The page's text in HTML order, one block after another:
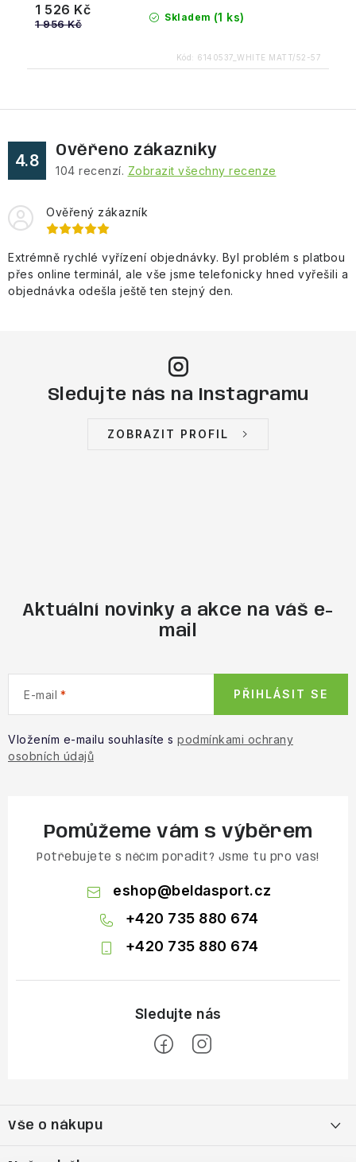
Skladem (1 ks)
1 526 Kč
1 956 Kč
Kód: 6140537_WHITE MATT/52-57
4.8
Ověřeno zákazníky
104 recenzí. Zobrazit všechny recenze
Ověřený zákazník
Extrémně rychlé vyřízení objednávky. Byl problém s platbou
přes online terminál, ale vše jsme telefonicky hned vyřešili a
objednávka odešla ještě ten stejný den.
Sledujte nás na Instagramu
ZOBRAZIT PROFIL
Aktuální novinky a akce na váš e-
mail
E-mail
Vložením e-mailu souhlasíte s podmínkami ochrany
osobních údajů
PŘIHLÁSIT SE
Pomůžeme vám s výběrem
Potřebujete s něčím poradit? Jsme tu pro vás!
eshop@beldasport.cz
+420 735 880 674
+420 735 880 674
p
a
Vše o nákupu